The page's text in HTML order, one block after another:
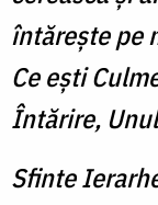
întăreşte pe
Ce eşti
Întărire,
Sfinte